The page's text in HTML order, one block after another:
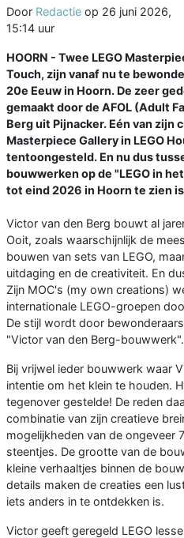
Door Redactie op 26 juni 2026,
15:14 uur
HOORN - Twee LEGO
Touch, zijn vanaf nu te
20e Eeuw in Hoorn. De zeer
gemaakt door de AFOL (Adult
Berg uit Pijnacker. Eén van zijn
Masterpiece Gallery in LEGO
tentoongesteld. En nu dus
bouwwerken op de "LEGO in
tot eind 2026 in Hoorn te zien
Victor van den Berg bouwt al
Ooit, zoals waarschijnlijk de
bouwen van sets van LEGO,
uitdaging en de creativiteit. En
Zijn MOC's (my own creations)
internationale LEGO-groepen
De stijl wordt door
"Victor van den Berg-bouwwerk".
Bij vrijwel ieder bouwwerk waar
intentie om het klein te houden.
tegenover gestelde! De reden
combinatie van zijn creatieve
mogelijkheden van de ongeveer
steentjes. De grootte van de
kleine verhaaltjes binnen de
details maken de creaties een
iets anders in te ontdekken is.
Victor geeft geregeld LEGO